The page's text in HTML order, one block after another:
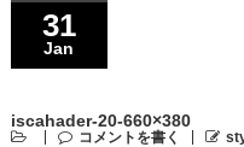
31
Jan
iscahader-20-660×380
コメントを書く